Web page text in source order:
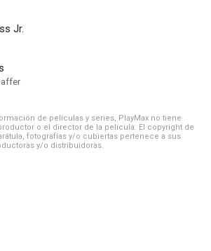
Jr.
de películas y series, PlayMax no tiene
o el director de la película. El copyright de
fotografías y/o cubiertas pertenece a sus
y/o distribuidoras.